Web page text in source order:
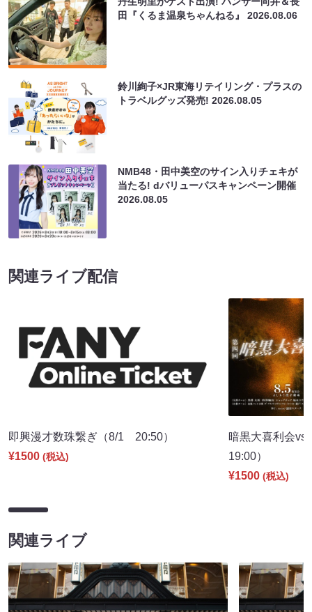
田『くるま温泉ちゃんねる』2026.08.06
鈴川絢子×JR東海リテイリング・プラスの
トラベルグッズ発売!2026.08.05
NMB48・田中美空のサイン入りチェキが
当たる! dバリューパスキャンペーン開催
2026.08.05
関連ライブ配信
即興漫才数珠繋ぎ（8/1 20:50）
¥1500 (税込)
暗黒大喜利会
19:00）
¥1500 (税込)
関連ライブ